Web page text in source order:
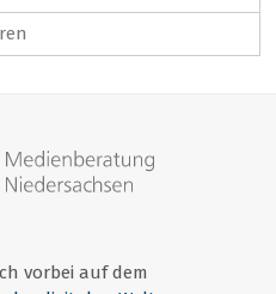
vorbei auf dem